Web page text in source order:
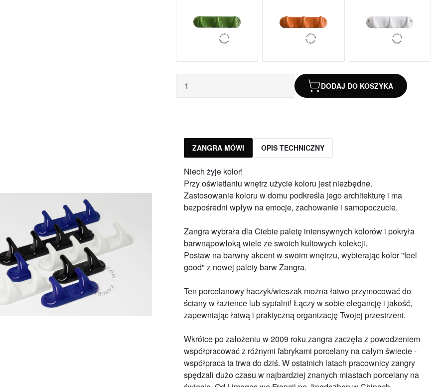
DODAJ DO KOSZYKA
ZANGRA MÓWI OPIS TECHNICZNY
Niech żyje kolor!
Przy oświetlaniu wnętrz użycie koloru jest niezbędne.
Zastosowanie koloru w domu podkreśla jego architekturę i ma
bezpośredni wpływ na emocje, zachowanie i samopoczucie.
Zangra wybrała dla Ciebie paletę intensywnych kolorów i pokryła
barwnąpowłoką wiele ze swoich kultowych kolekcji.
Postaw na barwny akcent w swoim wnętrzu, wybierając kolor "feel
good" z nowej palety barw Zangra.
Ten porcelanowy haczyk/wieszak można łatwo przymocować do
ściany w łazience lub sypialni! Łączy w sobie elegancję i jakość,
zapewniając łatwą i praktyczną organizację Twojej przestrzeni.
Wkrótce po założeniu w 2009 roku zangra zaczęła z powodzeniem
współpracować z różnymi fabrykami porcelany na całym świecie -
współpraca ta trwa do dziś. W ostatnich latach pracownicy zangry
spędzali dużo czasu w najbardziej znanych miastach porcelany na